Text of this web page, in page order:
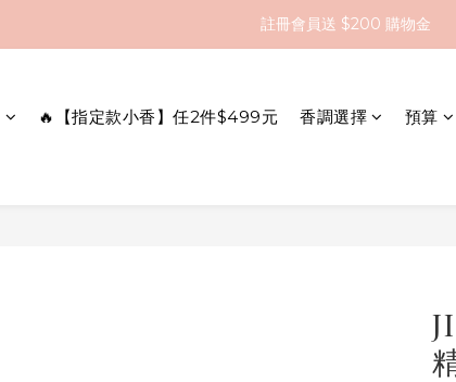
全館滿 $2000 即享免運
全館滿 $2000 即享免運
全館滿 $2000 即享免運
🔥【指定款小香】任2件$499元 香調選擇 預算